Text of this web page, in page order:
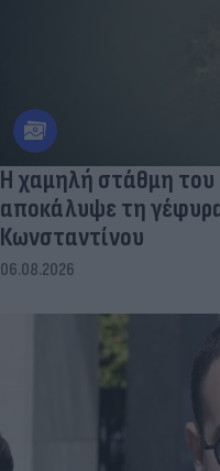
Η χαμηλή στάθμη
αποκάλυψε τη
Κωνσταντίνου
06.08.2026